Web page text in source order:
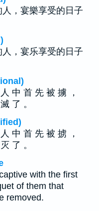
，宴樂享受的日子
，宴乐享受的日子
中 首 先 被 擄 ，
了 。
中 首 先 被 掳 ，
了 。
with the first
of them that
removed.